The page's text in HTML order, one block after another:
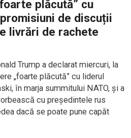
plăcută” cu
de discuții
livrări de rachete
Trump a declarat miercuri, la
„foarte plăcută” cu liderul
în marja summitului NATO, și a
cu președintele rus
dacă se poate pune capăt